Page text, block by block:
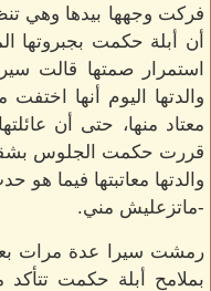
فركت وجهها بيدها وهي
أن أبلة حكمت بجبروتها
استمرار صمتها قالت
والدتها اليوم أنها
معتاد منها، حتى أن
قررت حكمت الجلوس
والدتها معاتبتها فيما هو
-ماتزعليش مني.
رمشت سيرا عدة مرات
بملامح أبلة حكمت